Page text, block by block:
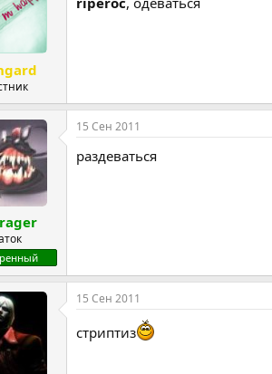
15 Сен 2011
раздеваться
15 Сен 2011
стриптиз